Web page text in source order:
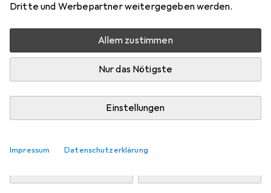
Dritte und Werbepartner weitergegeben werden.
Allem zustimmen
Nur das Nötigste
Einstellungen
Impressum Datenschutzerklärung
Mi, 12.8. geliefert
Mehr als 10 Stück an Lager beim Drittanbieter
Lieferort angeben für genaue Lieferzeit